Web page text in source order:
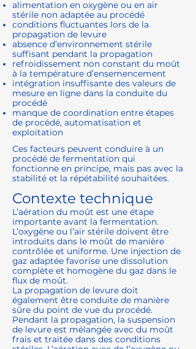
alimentation en oxygène ou en air
stérile non adaptée au procédé
conditions fluctuantes lors de la
propagation de levure
absence d’environnement stérile
suffisant pendant la propagation
refroidissement non constant du moût
à la température d’ensemencement
intégration insuffisante des valeurs de
mesure en ligne dans la conduite du
procédé
manque de coordination entre étapes
de procédé, automatisation et
exploitation
Ces facteurs peuvent conduire à un
procédé de fermentation qui
fonctionne en principe, mais pas avec la
stabilité et la répétabilité souhaitées.
Contexte technique
L’aération du moût est une étape
importante avant la fermentation.
L’oxygène ou l’air stérile doivent être
introduits dans le moût de manière
contrôlée et uniforme. Une injection de
gaz adaptée favorise une dissolution
complète et homogène du gaz dans le
flux de moût.
La propagation de levure doit
également être conduite de manière
sûre du point de vue du procédé.
Pendant la propagation, la suspension
de levure est mélangée avec du moût
frais et traitée dans des conditions